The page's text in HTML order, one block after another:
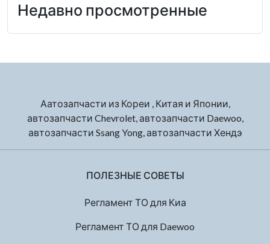
Недавно просмотренные
Аатозапчасти из Кореи , Китая и Японии,
автозапчасти Chevrolet, автозапчасти Daewoo,
автозапчасти Ssang Yong, автозапчасти Хендэ
ПОЛЕЗНЫЕ СОВЕТЫ
Регламент ТО для Киа
Регламент ТО для Daewoo